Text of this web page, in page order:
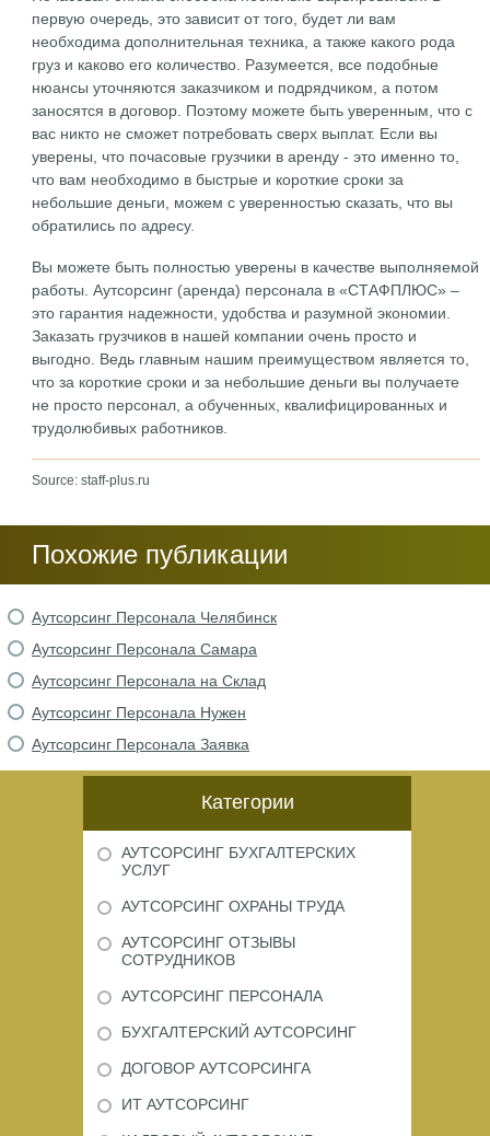
первую очередь, это зависит от того, будет ли вам
необходима дополнительная техника, а также какого рода
груз и каково его количество. Разумеется, все подобные
нюансы уточняются заказчиком и подрядчиком, а потом
заносятся в договор. Поэтому можете быть уверенным, что с
вас никто не сможет потребовать сверх выплат. Если вы
уверены, что почасовые грузчики в аренду - это именно то,
что вам необходимо в быстрые и короткие сроки за
небольшие деньги, можем с уверенностью сказать, что вы
обратились по адресу.
Вы можете быть полностью уверены в качестве выполняемой
работы. Аутсорсинг (аренда) персонала в «СТАФПЛЮС» –
это гарантия надежности, удобства и разумной экономии.
Заказать грузчиков в нашей компании очень просто и
выгодно. Ведь главным нашим преимуществом является то,
что за короткие сроки и за небольшие деньги вы получаете
не просто персонал, а обученных, квалифицированных и
трудолюбивых работников.
Source: staff-plus.ru
Похожие публикации
Аутсорсинг Персонала Челябинск
Аутсорсинг Персонала Самара
Аутсорсинг Персонала на Склад
Аутсорсинг Персонала Нужен
Аутсорсинг Персонала Заявка
Категории
АУТСОРСИНГ БУХГАЛТЕРСКИХ
УСЛУГ
АУТСОРСИНГ ОХРАНЫ ТРУДА
АУТСОРСИНГ ОТЗЫВЫ
СОТРУДНИКОВ
АУТСОРСИНГ ПЕРСОНАЛА
БУХГАЛТЕРСКИЙ АУТСОРСИНГ
ДОГОВОР АУТСОРСИНГА
ИТ АУТСОРСИНГ